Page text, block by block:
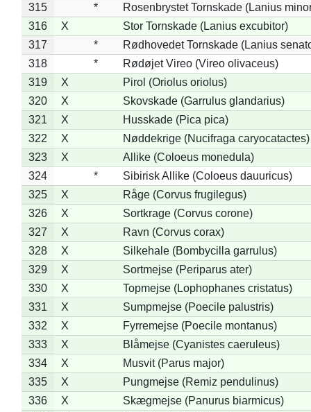
315
*
Rosenbrystet Tornskade (Lanius
316
X
Stor Tornskade (Lanius excubitor)
317
*
Rødhovedet Tornskade (Lanius
318
*
Rødøjet Vireo (Vireo olivaceus)
319
X
Pirol (Oriolus oriolus)
320
X
Skovskade (Garrulus glandarius)
321
X
Husskade (Pica pica)
322
X
Nøddekrige (Nucifraga caryocatactes)
323
X
Allike (Coloeus monedula)
324
*
Sibirisk Allike (Coloeus dauuricus)
325
X
Råge (Corvus frugilegus)
326
X
Sortkrage (Corvus corone)
327
X
Ravn (Corvus corax)
328
X
Silkehale (Bombycilla garrulus)
329
X
Sortmejse (Periparus ater)
330
X
Topmejse (Lophophanes cristatus)
331
X
Sumpmejse (Poecile palustris)
332
X
Fyrremejse (Poecile montanus)
333
X
Blåmejse (Cyanistes caeruleus)
334
X
Musvit (Parus major)
335
X
Pungmejse (Remiz pendulinus)
336
X
Skægmejse (Panurus biarmicus)